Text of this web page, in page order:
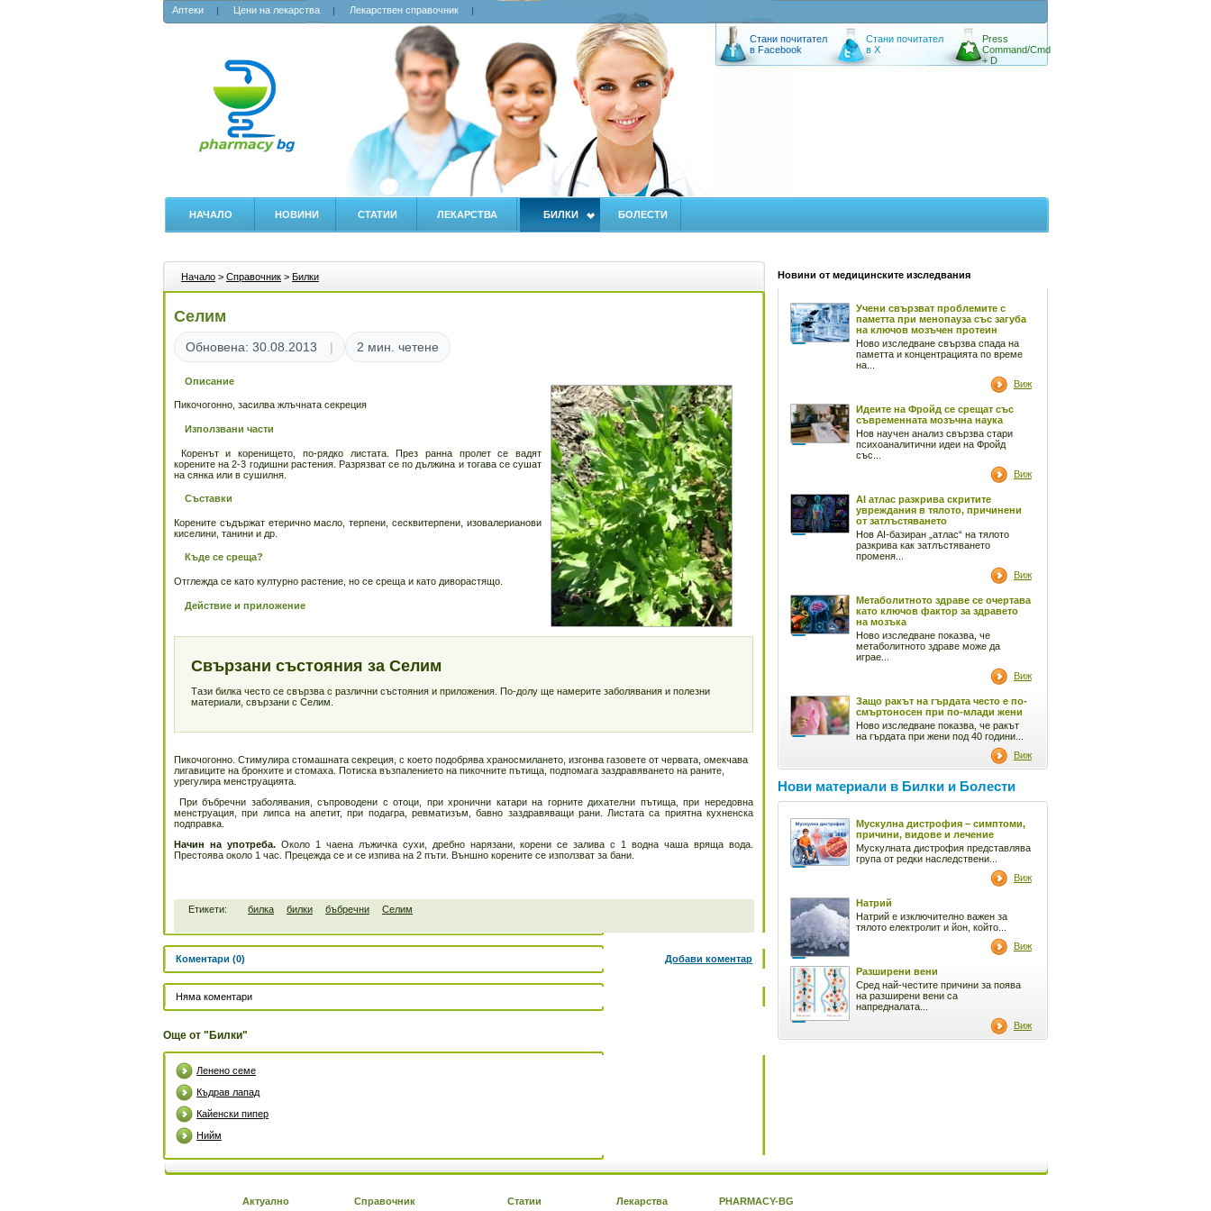
Аптеки Цени на лекарства Лекарствен справочник
Стани почитател
в Facebook
Стани почитател
в X
Press
Command/Cmd
+ D
НАЧАЛО НОВИНИ СТАТИИ ЛЕКАРСТВА БИЛКИ БОЛЕСТИ
Начало > Справочник > Билки
Селим
Обновена: 30.08.2013 2 мин. четене
Описание
Пикочогонно, засилва жлъчната секреция
Използвани части
Коренът и коренището, по-рядко листата. През ранна пролет се вадят
корените на 2-3 годишни растения. Разрязват се по дължина и тогава се сушат
на сянка или в сушилня.
Съставки
Корените съдържат етерично масло, терпени, сесквитерпени, изовалерианови
киселини, танини и др.
Къде се среща?
Отглежда се като културно растение, но се среща и като диворастящо.
Действие и приложение
Свързани състояния за Селим
Тази билка често се свързва с различни състояния и приложения. По-долу ще намерите заболявания и полезни
материали, свързани с Селим.
Пикочогонно. Стимулира стомашната секреция, с което подобрява храносмилането, изгонва газовете от червата, омекчава
лигавиците на бронхите и стомаха. Потиска възпалението на пикочните пътища, подпомага заздравяването на раните,
урегулира менструацията.
При бъбречни заболявания, съпроводени с отоци, при хронични катари на горните дихателни пътища, при нередовна
менструация, при липса на апетит, при подагра, ревматизъм, бавно заздравяващи рани. Листата са приятна кухненска
подправка.
Начин на употреба. Около 1 чаена лъжичка сухи, дребно нарязани, корени се залива с 1 водна чаша вряща вода.
Престоява около 1 час. Прецежда се и се изпива на 2 пъти. Външно корените се използват за бани.
Етикети: билка билки бъбречни Селим
Коментари (0) Добави коментар
Няма коментари
Още от "Билки"
Ленено семе
Къдрав лапад
Кайенски пипер
Нийм
Новини от медицинските изследвания
Учени свързват проблемите с
паметта при менопауза със загуба
на ключов мозъчен протеин
Ново изследване свързва спада на
паметта и концентрацията по време
на...
Виж
Идеите на Фройд се срещат със
съвременната мозъчна наука
Нов научен анализ свързва стари
психоаналитични идеи на Фройд
със...
Виж
AI атлас разкрива скритите
увреждания в тялото, причинени
от затлъстяването
Нов AI-базиран „атлас“ на тялото
разкрива как затлъстяването
променя...
Виж
Метаболитното здраве се очертава
като ключов фактор за здравето
на мозъка
Ново изследване показва, че
метаболитното здраве може да
играе...
Виж
Защо ракът на гърдата често е по-
смъртоносен при по-млади жени
Ново изследване показва, че ракът
на гърдата при жени под 40 години...
Виж
Нови материали в Билки и Болести
Мускулна дистрофия – симптоми,
причини, видове и лечение
Мускулната дистрофия представлява
група от редки наследствени...
Виж
Натрий
Натрий е изключително важен за
тялото електролит и йон, който...
Виж
Разширени вени
Сред най-честите причини за поява
на разширени вени са
напредналата...
Виж
Актуално Справочник Статии Лекарства PHARMACY-BG